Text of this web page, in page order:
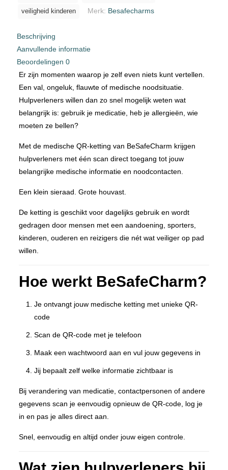
veiligheid kinderen Merk: Besafecharms
Beschrijving
Aanvullende informatie
Beoordelingen 0
Er zijn momenten waarop je zelf even niets kunt vertellen.
Een val, ongeluk, flauwte of medische noodsituatie.
Hulpverleners willen dan zo snel mogelijk weten wat
belangrijk is: gebruik je medicatie, heb je allergieën, wie
moeten ze bellen?
Met de medische QR-ketting van BeSafeCharm krijgen
hulpverleners met één scan direct toegang tot jouw
belangrijke medische informatie en noodcontacten.
Een klein sieraad. Grote houvast.
De ketting is geschikt voor dagelijks gebruik en wordt
gedragen door mensen met een aandoening, sporters,
kinderen, ouderen en reizigers die nét wat veiliger op pad
willen.
Hoe werkt BeSafeCharm?
Je ontvangt jouw medische ketting met unieke QR-
code
Scan de QR-code met je telefoon
Maak een wachtwoord aan en vul jouw gegevens in
Jij bepaalt zelf welke informatie zichtbaar is
Bij verandering van medicatie, contactpersonen of andere
gegevens scan je eenvoudig opnieuw de QR-code, log je
in en pas je alles direct aan.
Snel, eenvoudig en altijd onder jouw eigen controle.